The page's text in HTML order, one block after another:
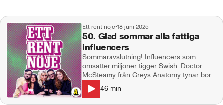
Ett rent nöje•18 juni 2025
50. Glad sommar alla fattiga
influencers
Sommaravslutning! Influencers som
omsätter miljoner tigger Swish. Doctor
McSteamy från Greys Anatomy tynar bort
framför våra ögon, Sabrina Carpenters
sexomslag väcker starka känslor och
46 min